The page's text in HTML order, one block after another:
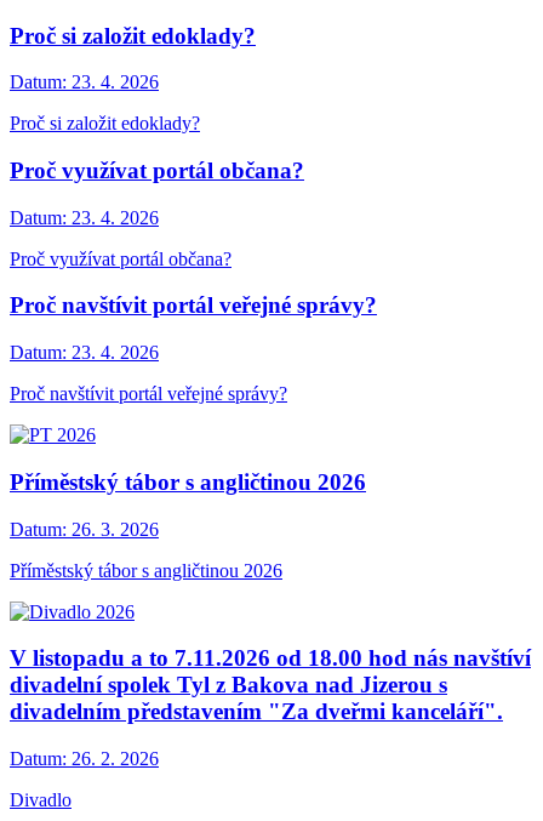
Proč si založit edoklady?
Datum: 23. 4. 2026
Proč si založit edoklady?
Proč využívat portál občana?
Datum: 23. 4. 2026
Proč využívat portál občana?
Proč navštívit portál veřejné správy?
Datum: 23. 4. 2026
Proč navštívit portál veřejné správy?
Příměstský tábor s angličtinou 2026
Datum: 26. 3. 2026
Příměstský tábor s angličtinou 2026
V listopadu a to 7.11.2026 od 18.00 hod nás navštíví
divadelní spolek Tyl z Bakova nad Jizerou s
divadelním představením "Za dveřmi kanceláří".
Datum: 26. 2. 2026
Divadlo